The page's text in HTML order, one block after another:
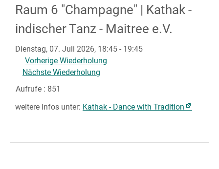
Raum 6 "Champagne" | Kathak -
indischer Tanz - Maitree e.V.
Dienstag, 07. Juli 2026, 18:45 - 19:45
Vorherige Wiederholung
Nächste Wiederholung
Aufrufe: 851
weitere Infos unter: Kathak - Dance with Tradition